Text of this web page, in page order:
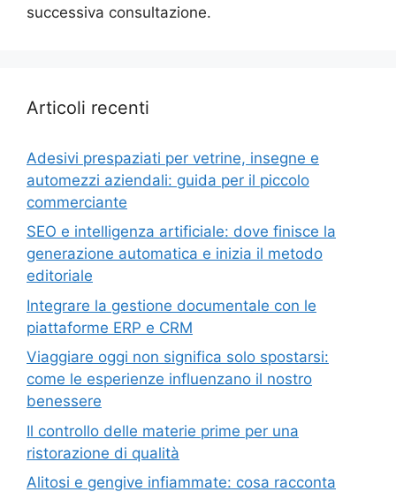
successiva consultazione.
Articoli recenti
Adesivi prespaziati per vetrine, insegne e
automezzi aziendali: guida per il piccolo
commerciante
SEO e intelligenza artificiale: dove finisce la
generazione automatica e inizia il metodo
editoriale
Integrare la gestione documentale con le
piattaforme ERP e CRM
Viaggiare oggi non significa solo spostarsi:
come le esperienze influenzano il nostro
benessere
Il controllo delle materie prime per una
ristorazione di qualità
Alitosi e gengive infiammate: cosa racconta